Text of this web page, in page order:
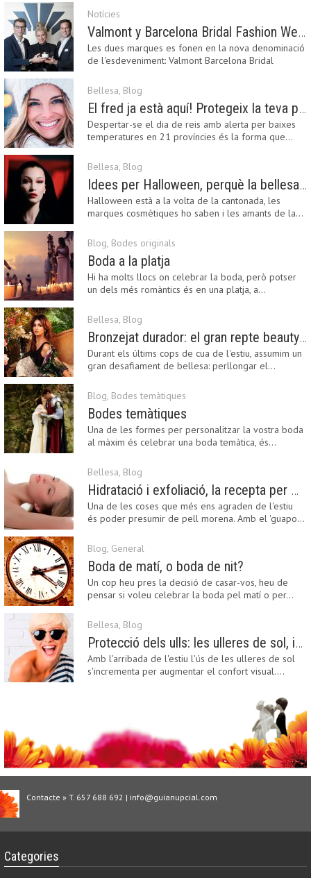
Notícies
Valmont y Barcelona Bridal Fashion Week s’uneixen per donar impuls a la creativitat, la innovació i el disseny de la moda nupcial
Les dues marques es fonen en la nova denominació
de l'esdeveniment: Valmont Barcelona Bridal
Bellesa, Blog
El fred ja està aquí! Protegeix la teva pell amb els nostres consells i propostes
Despertar-se el dia de reis amb alerta per baixes
temperatures en 21 províncies és la forma que…
Bellesa, Blog
Idees per Halloween, perquè la bellesa pot ser terrorífica
Halloween està a la volta de la cantonada, les
marques cosmètiques ho saben i les amants de la…
Blog, Bodes originals
Boda a la platja
Hi ha molts llocs on celebrar la boda, però potser
un dels més romàntics és en una platja, a…
Bellesa, Blog
Bronzejat durador: el gran repte beauty del final de l’estiu
Durant els últims cops de cua de l'estiu, assumim un
gran desafiament de bellesa: perllongar el…
Blog, Bodes temàtiques
Bodes temàtiques
Una de les formes per personalitzar la vostra boda
al màxim és celebrar una boda temàtica, és…
Bellesa, Blog
Hidratació i exfoliació, la recepta per mantenir el bronzejat
Una de les coses que més ens agraden de l'estiu
és poder presumir de pell morena. Amb el 'guapo…
Blog, General
Boda de matí, o boda de nit?
Un cop heu pres la decisió de casar-vos, heu de
pensar si voleu celebrar la boda pel matí o per…
Bellesa, Blog
Protecció dels ulls: les ulleres de sol, imprescindibles en una boda estiuenca
Amb l'arribada de l'estiu l'ús de les ulleres de sol
s'incrementa per augmentar el confort visual.…
Contacte » T. 657 688 692 | info@guianupcial.com
Categories